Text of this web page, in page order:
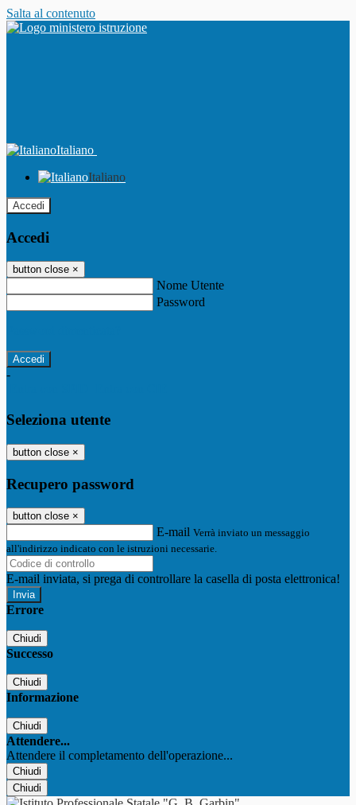
Salta al contenuto
Italiano
Italiano
Accedi
Accedi
button close ×
Nome Utente
Password
-
Seleziona utente
button close ×
Recupero password
button close ×
E-mail Verrà inviato un messaggio
all'indirizzo indicato con le istruzioni necessarie.
E-mail inviata, si prega di controllare la casella di posta elettronica!
Errore
Chiudi
Successo
Chiudi
Informazione
Chiudi
Attendere...
Attendere il completamento dell'operazione...
Chiudi
Chiudi